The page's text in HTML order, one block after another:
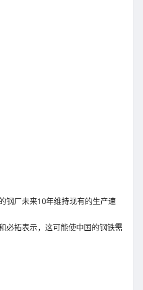
钢厂未来10年维持现有的生产速
必拓表示，这可能使中国的钢铁需